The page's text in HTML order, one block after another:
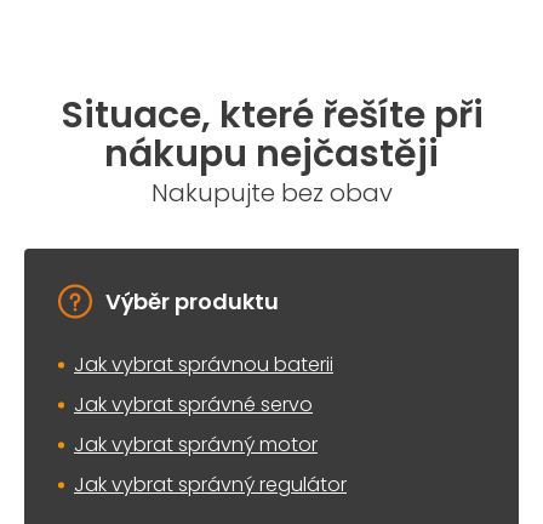
Situace, které řešíte při
nákupu nejčastěji
Nakupujte bez obav
Výběr produktu
Jak vybrat správnou baterii
Jak vybrat správné servo
Jak vybrat správný motor
Jak vybrat správný regulátor